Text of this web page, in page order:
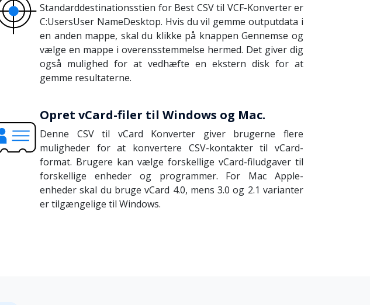
Standarddestinationsstien for Best CSV til VCF-Konverter er
C:UsersUser NameDesktop. Hvis du vil gemme outputdata i
en anden mappe, skal du klikke på knappen Gennemse og
vælge en mappe i overensstemmelse hermed. Det giver dig
også mulighed for at vedhæfte en ekstern disk for at
gemme resultaterne.
Opret vCard-filer til Windows og Mac.
Denne CSV til vCard Konverter giver brugerne flere
muligheder for at konvertere CSV-kontakter til vCard-
format. Brugere kan vælge forskellige vCard-filudgaver til
forskellige enheder og programmer. For Mac Apple-
enheder skal du bruge vCard 4.0, mens 3.0 og 2.1 varianter
er tilgængelige til Windows.